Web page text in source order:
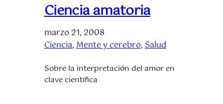
Ciencia amatoria
marzo 21, 2008
Ciencia, Mente y cerebro, Salud
Sobre la interpretación del amor en
clave científica